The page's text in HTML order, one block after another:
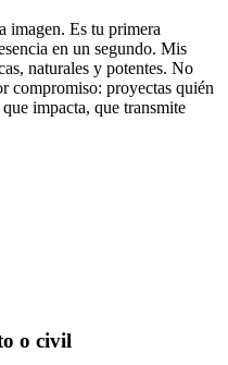
imagen. Es tu primera
en un segundo. Mis
naturales y potentes. No
compromiso: proyectas quién
impacta, que transmite
o civil